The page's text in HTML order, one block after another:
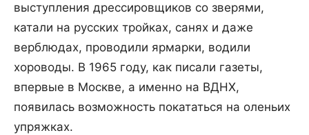
выступления дрессировщиков со зверями,
катали на русских тройках, санях и даже
верблюдах, проводили ярмарки, водили
хороводы. В 1965 году, как писали газеты,
впервые в Москве, а именно на ВДНХ,
появилась возможность покататься на оленьих
упряжках.